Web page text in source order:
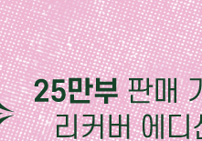
택 3가지
운해지는 이유
지는 사람